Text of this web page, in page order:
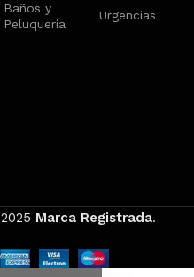
Baños y
Peluquería
Urgencias
2025 Marca Registrada.